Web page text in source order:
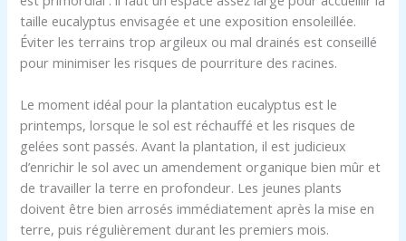
taille eucalyptus envisagée et une exposition ensoleillée.
Éviter les terrains trop argileux ou mal drainés est conseillé
pour minimiser les risques de pourriture des racines.
Le moment idéal pour la plantation eucalyptus est le
printemps, lorsque le sol est réchauffé et les risques de
gelées sont passés. Avant la plantation, il est judicieux
d’enrichir le sol avec un amendement organique bien mûr et
de travailler la terre en profondeur. Les jeunes plants
doivent être bien arrosés immédiatement après la mise en
terre, puis régulièrement durant les premiers mois.